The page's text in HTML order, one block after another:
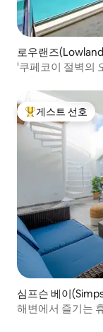
로우랜즈
'쿠페코이 절벽의
상위 게스트 선호
게스트 선호
심프슨 베이
해변에서 즐기는